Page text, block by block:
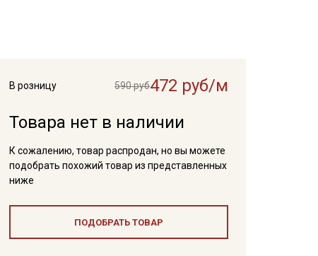
В розницу 590 руб472 руб/м
Товара нет в наличии
К сожалению, товар распродан, но вы можете
подобрать похожий товар из представленных
ниже
ПОДОБРАТЬ ТОВАР